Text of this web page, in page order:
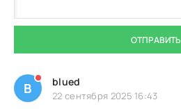
ОТПРАВИТЬ
B blued
22 сентября 2025 16:43